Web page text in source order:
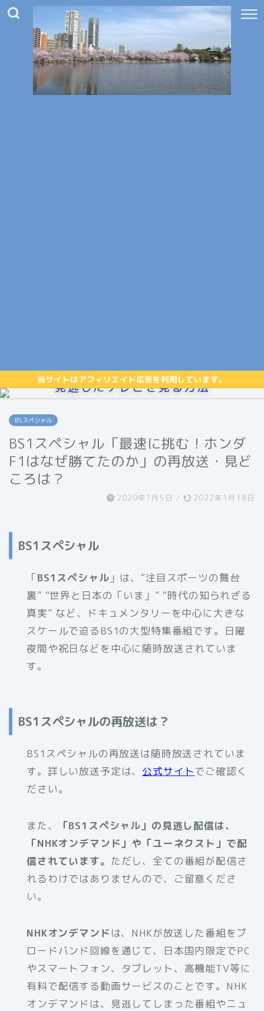
当サイトはアフィリエイト広告を利用しています。
見逃したテレビを見る方法
BSスペシャル
BS1スペシャル「最速に挑む！ホンダ
F1はなぜ勝てたのか」の再放送・見ど
ころは？
2020年1月5日 / 2022年1月18日
BS1スペシャル
「BS1スペシャル 」は、“注目スポーツの舞台
裏” “世界と日本の「いま」” “時代の知られざる
真実” など、ドキュメンタリーを中心に大きな
スケールで迫るBS1の大型特集番組です。日曜
夜間や祝日などを中心に随時放送されていま
す。
BS1スペシャルの再放送は？
BS1スペシャルの再放送は随時放送されていま
す。詳しい放送予定は、 公式サイトでご確認く
ださい。
また、
「BS1スペシャル」の見逃し配信は、
「NHKオンデマンド」や「ユーネクスト」で配
信されています。 ただし、全ての番組が配信さ
れるわけではありませんので、ご留意くださ
い。
NHKオンデマンド は、NHKが放送した番組をブ
ロードバンド回線を通じて、日本国内限定でPC
やスマートフォン、タブレット、高機能TV等に
有料で配信する動画サービスのことです。NHK
オンデマンドは、見逃してしまった番組やニュ